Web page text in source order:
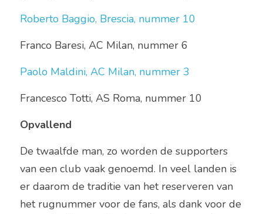
Roberto Baggio, Brescia, nummer 10
Franco Baresi, AC Milan, nummer 6
Paolo Maldini, AC Milan, nummer 3
Francesco Totti, AS Roma, nummer 10
Opvallend
De twaalfde man, zo worden de supporters
van een club vaak genoemd. In veel landen is
er daarom de traditie van het reserveren van
het rugnummer voor de fans, als dank voor de